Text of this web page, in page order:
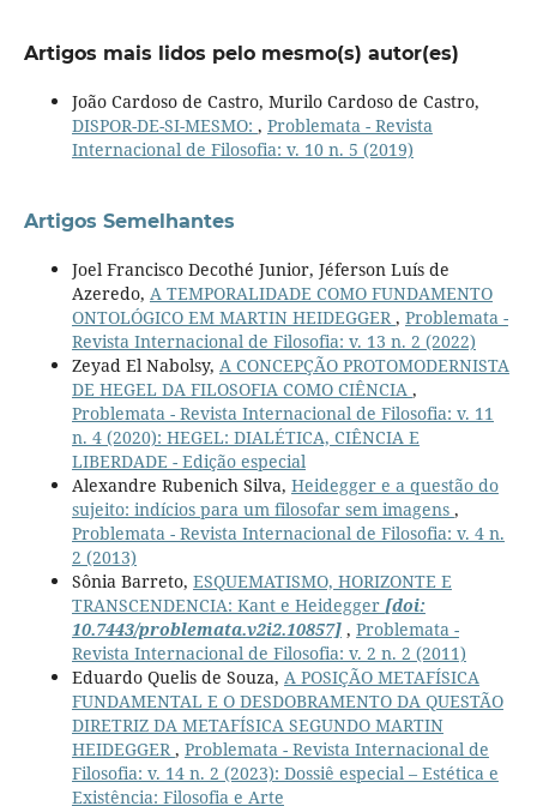
Artigos mais lidos pelo mesmo(s) autor(es)
João Cardoso de Castro, Murilo Cardoso de Castro,
DISPOR-DE-SI-MESMO: , Problemata - Revista
Internacional de Filosofia: v. 10 n. 5 (2019)
Artigos Semelhantes
Joel Francisco Decothé Junior, Jéferson Luís de
Azeredo, A TEMPORALIDADE COMO FUNDAMENTO
ONTOLÓGICO EM MARTIN HEIDEGGER, Problemata -
Revista Internacional de Filosofia: v. 13 n. 2 (2022)
Zeyad El Nabolsy, A CONCEPÇÃO PROTOMODERNISTA
DE HEGEL DA FILOSOFIA COMO CIÊNCIA ,
Problemata - Revista Internacional de Filosofia: v. 11
n. 4 (2020): HEGEL: DIALÉTICA, CIÊNCIA E
LIBERDADE - Edição especial
Alexandre Rubenich Silva, Heidegger e a questão do
sujeito: indícios para um filosofar sem imagens ,
Problemata - Revista Internacional de Filosofia: v. 4 n.
2 (2013)
Sônia Barreto, ESQUEMATISMO, HORIZONTE E
TRANSCENDENCIA: Kant e Heidegger [doi:
10.7443/problemata.v2i2.10857], Problemata -
Revista Internacional de Filosofia: v. 2 n. 2 (2011)
Eduardo Quelis de Souza, A POSIÇÃO METAFÍSICA
FUNDAMENTAL E O DESDOBRAMENTO DA QUESTÃO
DIRETRIZ DA METAFÍSICA SEGUNDO MARTIN
HEIDEGGER, Problemata - Revista Internacional de
Filosofia: v. 14 n. 2 (2023): Dossiê especial – Estética e
Existência: Filosofia e Arte